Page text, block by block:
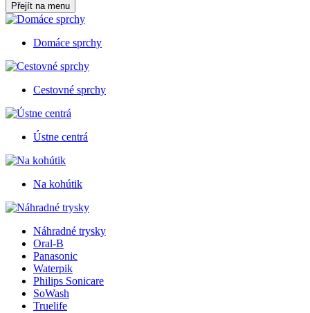
Přejít na menu
Domáce sprchy
Cestovné sprchy
Ústne centrá
Na kohútik
Náhradné trysky
Oral-B
Panasonic
Waterpik
Philips Sonicare
SoWash
Truelife